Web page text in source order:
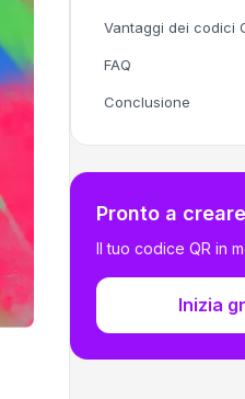
Vantaggi dei codici
FAQ
Conclusione
Pronto a
Il tuo codice QR in
Inizia